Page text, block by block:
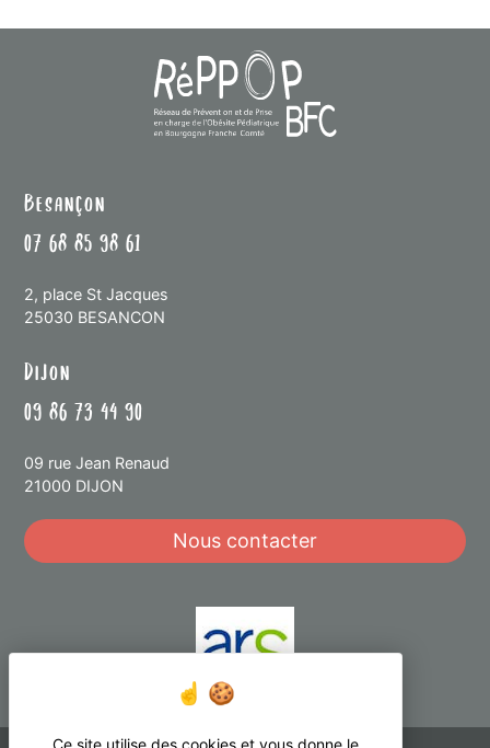
Besançon
07 68 85 98 61
2, place St Jacques
25030 BESANCON
Dijon
09 86 73 44 90
09 rue Jean Renaud
21000 DIJON
Nous contacter
Ce site utilise des cookies et vous donne le